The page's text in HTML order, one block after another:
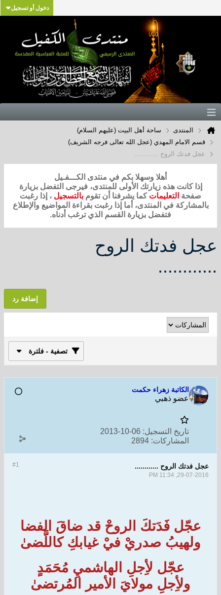
دخول أو تسجيل
المنتدى
ساحة أهل البيت (عليهم السلام)
قسم الامام المهدي (عجل الله تعالى فرجه الشريف)
عجل فدتك الروح ............
أهلا وسهلا بكم في منتدى الكـــفـيل
إذا كانت هذه زيارتك الأولى للمنتدى، فيرجى التفضل بزيارة
صفحة التعليمات كما يشرفنا أن تقوم بالتسجيل ، إذا رغبت
بالمشاركة في المنتدى، أما إذا رغبت بقراءة المواضيع والإطلاع
فتفضل بزيارة القسم الذي ترغب أدناه.
عجل فدتك الروح
............
إضافة رد
تصفية - فلترة
الكاتبة زهراء حكمت
عضو ذهبي
تاريخ التسجيل: 06-10-2013
المشاركات: 2894
#1 عجل فدتك الروح ............
29-07-2016, 11:34 PM
عجّل فَدَتكَ الروحْ قد ضاقَ الفضا
ولهيبُ صدريْ فيْ غيابكِ كاللَّضىٰ
عجّل لأِجلِ الهاشميِ مُحَمَدٍ
ولأِجلِ مولايَ الأمير المُرتضىٰ